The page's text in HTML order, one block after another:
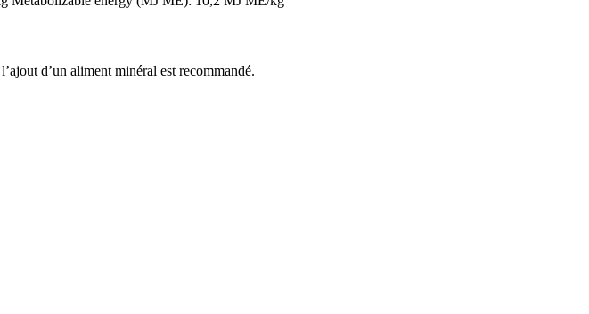
d’un aliment minéral est recommandé.